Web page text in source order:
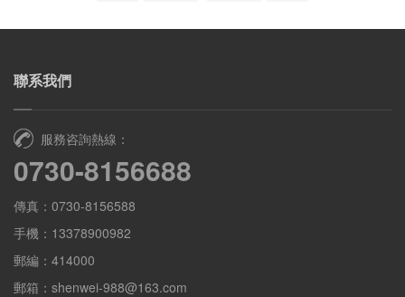
聯系我們
服務咨詢熱線：
0730-8156688
傳真：0730-8156588
手機：13378900982
郵編：414000
郵箱：shenwei-988@163.com